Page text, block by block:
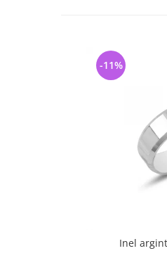
Inel
-11%